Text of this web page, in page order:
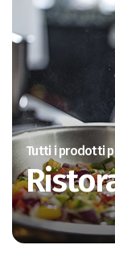
Tutti i prodotti